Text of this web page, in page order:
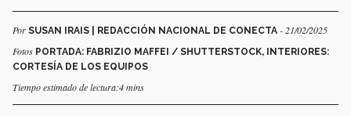
Por SUSAN IRAIS | REDACCIÓN NACIONAL DE CONECTA - 21/02/2025
Fotos PORTADA: FABRIZIO MAFFEI / SHUTTERSTOCK, INTERIORES:
CORTESÍA DE LOS EQUIPOS
Tiempo estimado de lectura:4 mins